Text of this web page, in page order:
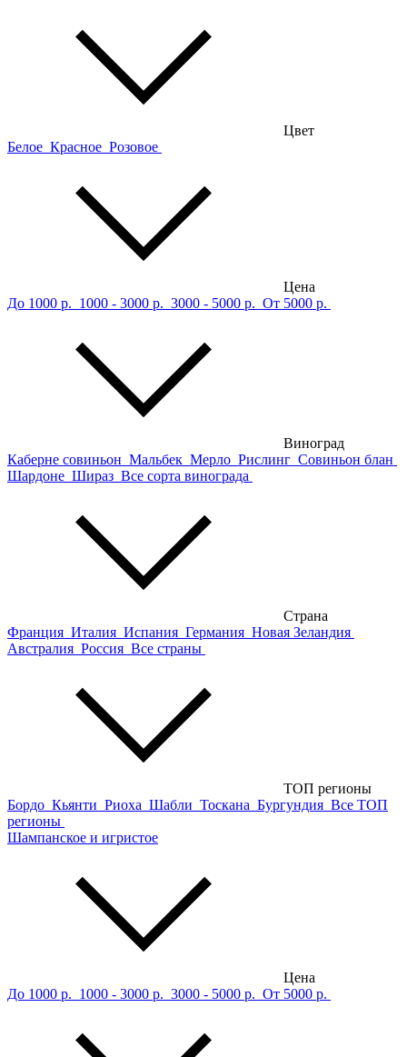
Цвет
Белое Красное Розовое
Цена
До 1000 р. 1000 - 3000 р. 3000 - 5000 р. От 5000 р.
Виноград
Каберне совиньон Мальбек Мерло Рислинг Совиньон блан
Шардоне Шираз Все сорта винограда
Страна
Франция Италия Испания Германия Новая Зеландия
Австралия Россия Все страны
ТОП регионы
Бордо Кьянти Риоха Шабли Тоскана Бургундия Все ТОП
регионы
Шампанское и игристое
Цена
До 1000 р. 1000 - 3000 р. 3000 - 5000 р. От 5000 р.